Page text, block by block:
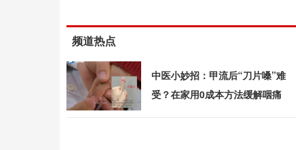
频道热点
中医小妙招：甲流后“刀片嗓”难
受？在家用0成本方法缓解咽痛